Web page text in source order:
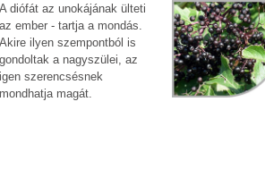
A diófát az unokájának ülteti
az ember - tartja a mondás.
Akire ilyen szempontból is
gondoltak a nagyszülei, az
igen szerencsésnek
mondhatja magát.